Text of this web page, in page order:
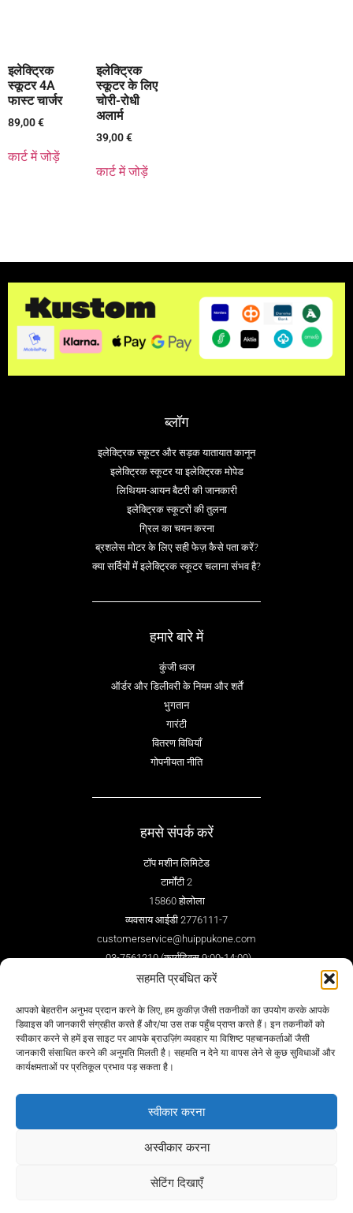
सहमति प्रबंधित करें
आपको बेहतरीन अनुभव प्रदान करने के लिए, हम कुकीज़ जैसी तकनीकों का उपयोग करके आपके
डिवाइस की जानकारी संग्रहीत करते हैं और/या उस तक पहुँच प्राप्त करते हैं। इन तकनीकों को
स्वीकार करने से हमें इस साइट पर आपके ब्राउज़िंग व्यवहार या विशिष्ट पहचानकर्ताओं जैसी
जानकारी संसाधित करने की अनुमति मिलती है। सहमति न देने या वापस लेने से कुछ सुविधाओं और
कार्यक्षमताओं पर प्रतिकूल प्रभाव पड़ सकता है।
स्वीकार करना
अस्वीकार करना
सेटिंग दिखाएँ
इलेक्ट्रिक
स्कूटर 4A
फास्ट चार्जर
89,00€
कार्ट में जोड़ें
इलेक्ट्रिक
स्कूटर के लिए
चोरी-रोधी
अलार्म
39,00€
कार्ट में जोड़ें
ब्लॉग
इलेक्ट्रिक स्कूटर और सड़क यातायात कानून
इलेक्ट्रिक स्कूटर या इलेक्ट्रिक मोपेड
लिथियम-आयन बैटरी की जानकारी
इलेक्ट्रिक स्कूटरों की तुलना
ग्रिल का चयन करना
ब्रशलेस मोटर के लिए सही फेज़ कैसे पता करें?
क्या सर्दियों में इलेक्ट्रिक स्कूटर चलाना संभव है?
हमारे बारे में
कुंजी ध्वज
ऑर्डर और डिलीवरी के नियम और शर्तें
भुगतान
गारंटी
वितरण विधियाँ
गोपनीयता नीति
हमसे संपर्क करें
टॉप मशीन लिमिटेड
टार्मोंटी 2
15860 होलोला
व्यवसाय आईडी 2776111-7
customerservice@huippukone.com
03-7561210 (कार्यदिवस 9:00-14:00)
व्हाट्सएप 044-7670362
सेवा केंद्र